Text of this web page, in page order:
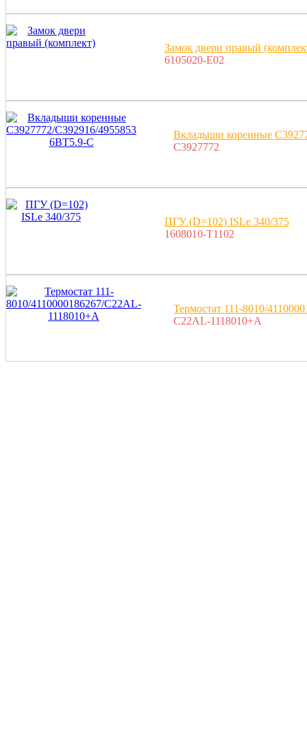
Замок двери правый
6105020-E02
Вкладыши коренные
C3927772
ПГУ (D=102) ISLe 340/375
1608010-T1102
Термостат 111-8010/
C22AL-1118010+A